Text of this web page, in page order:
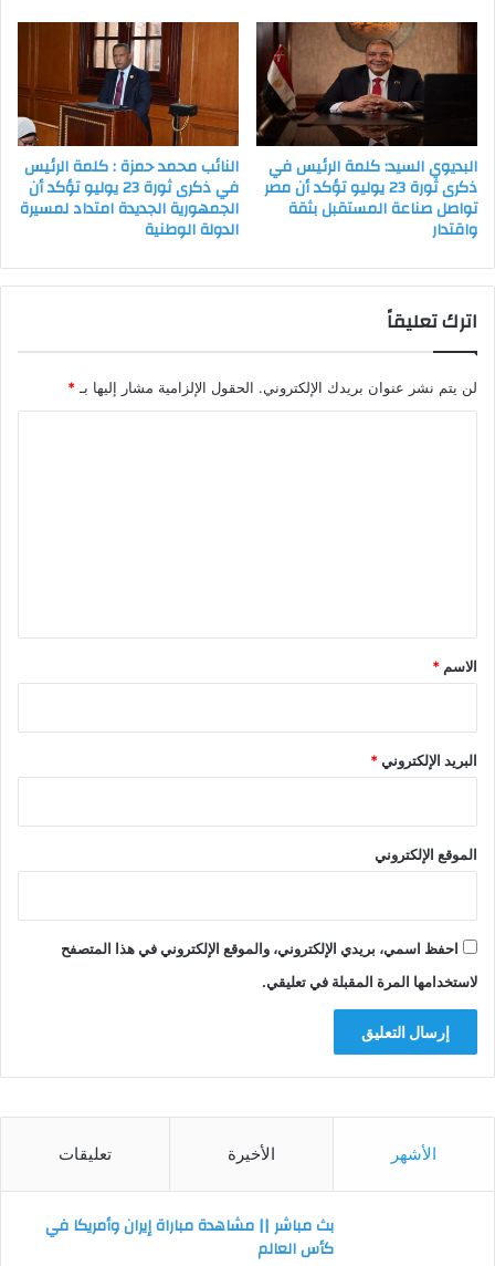
البديوي السيد: كلمة الرئيس في
ذكرى ثورة 23 يوليو تؤكد أن مصر
تواصل صناعة المستقبل بثقة
واقتدار
النائب محمد حمزة : كلمة الرئيس
في ذكرى ثورة 23 يوليو تؤكد أن
الجمهورية الجديدة امتداد لمسيرة
الدولة الوطنية
اترك تعليقاً
لن يتم نشر عنوان بريدك الإلكتروني. الحقول الإلزامية مشار إليها بـ*
*
الاسم *
البريد الإلكتروني*
الموقع الإلكتروني
احفظ اسمي، بريدي الإلكتروني، والموقع الإلكتروني في هذا المتصفح
لاستخدامها المرة المقبلة في تعليقي.
الأشهر الأخيرة تعليقات
بث مباشر || مشاهدة مباراة إيران وأمريكا في
كأس العالم